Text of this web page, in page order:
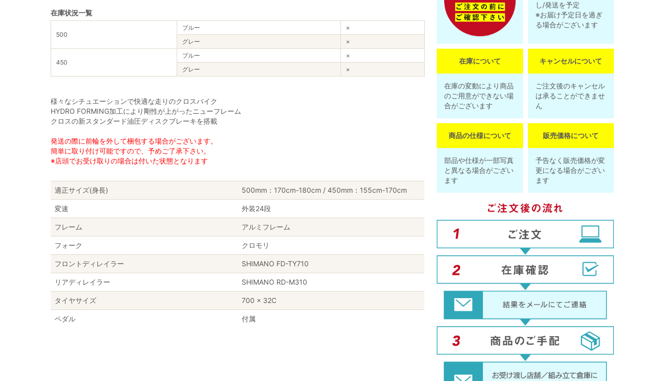
在庫状況一覧
500
ブルー
×
グレー
×
450
ブルー
×
グレー
×
様々なシチュエーションで快適な走りのクロスバイク
HYDRO FORMING加工により剛性が上がったニューフレーム
クロスの新スタンダード油圧ディスクブレーキを搭載
発送の際に前輪を外して梱包する場合がございます。
簡単に取り付け可能ですので、予めご了承下さい。
※店頭でお受け取りの場合は付いた状態となります
適正サイズ(身長) 500mm：170cm-180cm / 450mm：155cm-170cm
変速 外装24段
フレーム アルミフレーム
フォーク クロモリ
フロントディレイラー SHIMANO FD-TY710
リアディレイラー SHIMANO RD-M310
タイヤサイズ 700 × 32C
ペダル 付属
し/発送を予定
※お届け予定日を過ぎ
る場合がございます
在庫について
在庫の変動により商品
のご用意ができない場
合がございます
キャンセルについて
ご注文後のキャンセル
は承ることができませ
ん
商品の仕様について
部品や仕様が一部写真
と異なる場合がござい
ます
販売価格について
予告なく販売価格が変
更になる場合がござい
ます